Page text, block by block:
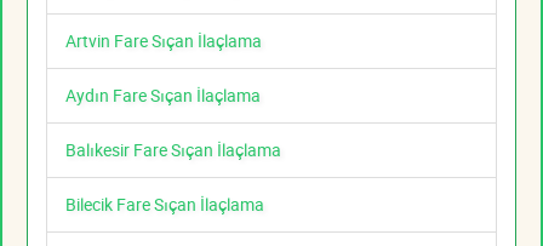
Artvin Fare Sıçan İlaçlama
Aydın Fare Sıçan İlaçlama
Balıkesir Fare Sıçan İlaçlama
Bilecik Fare Sıçan İlaçlama